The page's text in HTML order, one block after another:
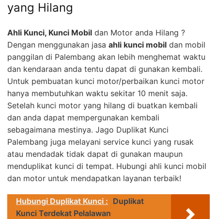
yang Hilang
Ahli Kunci, Kunci Mobil dan Motor anda Hilang ?
Dengan menggunakan jasa ahli kunci mobil dan mobil
panggilan di Palembang akan lebih menghemat waktu
dan kendaraan anda tentu dapat di gunakan kembali.
Untuk pembuatan kunci motor/perbaikan kunci motor
hanya membutuhkan waktu sekitar 10 menit saja.
Setelah kunci motor yang hilang di buatkan kembali
dan anda dapat mempergunakan kembali
sebagaimana mestinya. Jago Duplikat Kunci
Palembang juga melayani service kunci yang rusak
atau mendadak tidak dapat di gunakan maupun
menduplikat kunci di tempat. Hubungi ahli kunci mobil
dan motor untuk mendapatkan layanan terbaik!
Hubungi Duplikat Kunci : Duplikat
Kunci Terdekat Pelalawan